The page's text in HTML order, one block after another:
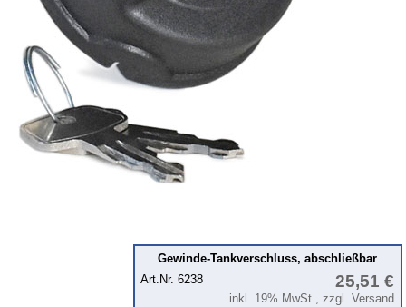
Kupplung
Zündung
Zylinderkopf
Getriebe
Vorderachse
Hinterachse
Gewinde-Tankverschluss, abschließbar
Art.Nr. 6238
25,51 €
inkl. 19% MwSt., zzgl. Versand